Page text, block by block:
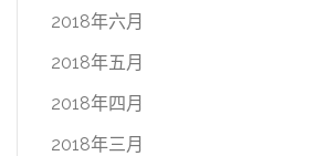
2018年六月
2018年五月
2018年四月
2018年三月